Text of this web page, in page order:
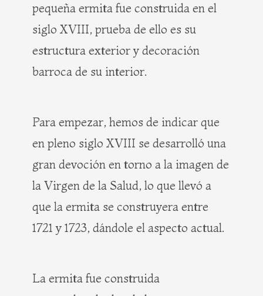
pequeña ermita fue construida en el
siglo XVIII, prueba de ello es su
estructura exterior y decoración
barroca de su interior.
Para empezar, hemos de indicar que
en pleno siglo XVIII se desarrolló una
gran devoción en torno a la imagen de
la Virgen de la Salud, lo que llevó a
que la ermita se construyera entre
1721 y 1723, dándole el aspecto actual.
La ermita fue construida